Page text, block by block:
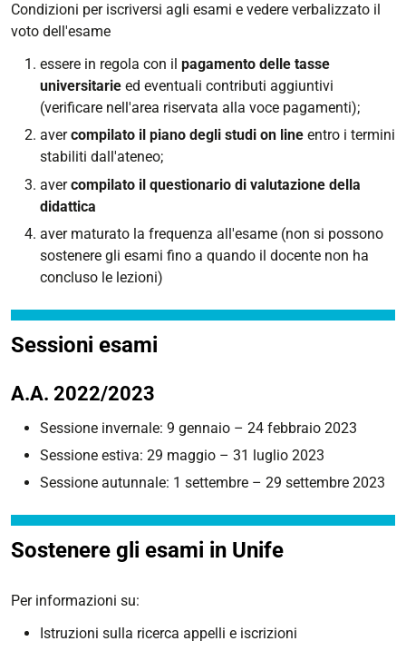
Condizioni per iscriversi agli esami e vedere verbalizzato il
voto dell'esame
essere in regola con il pagamento delle tasse
universitarie ed eventuali contributi aggiuntivi
(verificare nell'area riservata alla voce pagamenti);
aver compilato il piano degli studi on line entro i termini
stabiliti dall'ateneo;
aver compilato il questionario di valutazione della
didattica
aver maturato la frequenza all'esame (non si possono
sostenere gli esami fino a quando il docente non ha
concluso le lezioni)
Sessioni esami
A.A. 2022/2023
Sessione invernale: 9 gennaio – 24 febbraio 2023
Sessione estiva: 29 maggio – 31 luglio 2023
Sessione autunnale: 1 settembre – 29 settembre 2023
Sostenere gli esami in Unife
Per informazioni su:
Istruzioni sulla ricerca appelli e iscrizioni